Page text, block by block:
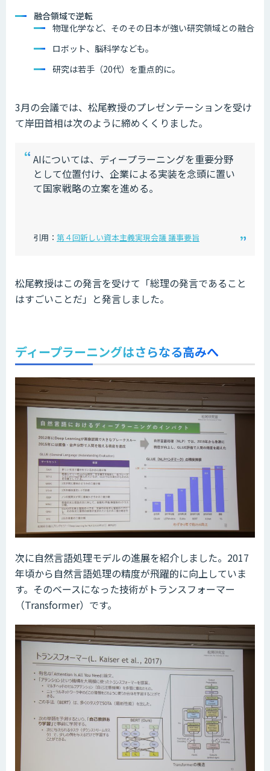
融合領域で逆転
物理化学など、そのその日本が強い研究領域との融合
ロボット、脳科学なども。
研究は若手（20代）を重点的に。
3月の会議では、松尾教授のプレゼンテーションを受け
て岸田首相は次のように締めくくりました。
AIについては、ディープラーニングを重要分野
として位置付け、企業による実装を念頭に置い
て国家戦略の立案を進める。
引用： 第４回新しい資本主義実現会議 議事要旨
松尾教授はこの発言を受けて「総理の発言であること
はすごいことだ」と発言しました。
ディープラーニングはさらなる高みへ
次に自然言語処理モデルの進展を紹介しました。2017
年頃から自然言語処理の精度が飛躍的に向上していま
す。そのベースになった技術がトランスフォーマー
（Transformer）です。